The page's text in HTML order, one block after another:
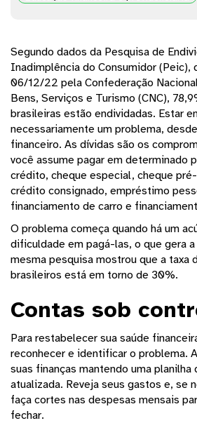
Segundo dados da Pesquisa de
Inadimplência do Consumidor (Peic),
06/12/22 pela Confederação
Bens, Serviços e Turismo (CNC),
brasileiras estão endividadas. Estar
necessariamente um problema,
financeiro. As dívidas são os
você assume pagar em determinado
crédito, cheque especial, cheque
crédito consignado, empréstimo
financiamento de carro e
O problema começa quando há um
dificuldade em pagá-las, o que gera
mesma pesquisa mostrou que a taxa
brasileiros está em torno de 30%.
Contas sob
Para restabelecer sua saúde
reconhecer e identificar o problema.
suas finanças mantendo uma
atualizada. Reveja seus gastos e, se
faça cortes nas despesas mensais
fechar.